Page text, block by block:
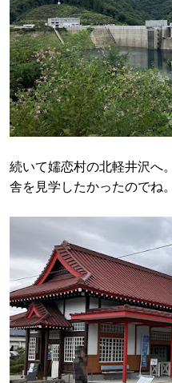
続いて嬬恋村の北軽井沢へ
舎を見学したかったのでね。